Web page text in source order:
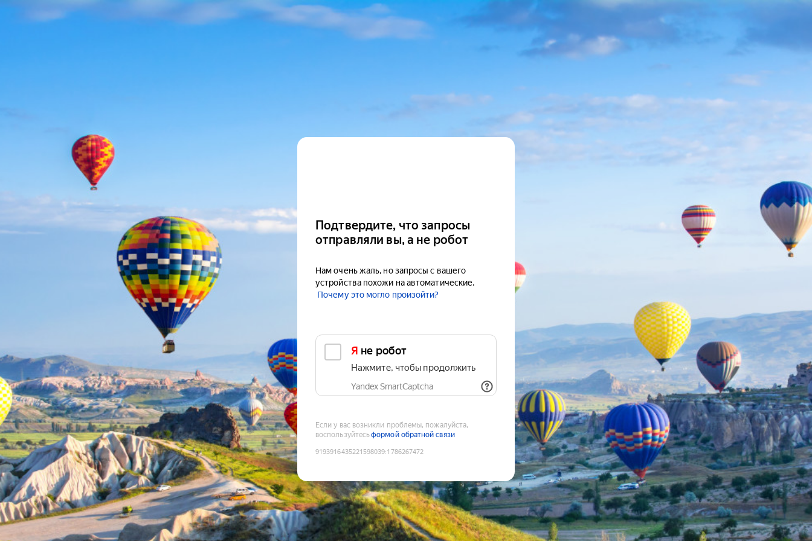
Подтвердите, что запросы
отправляли вы, а не робот
Нам очень жаль, но запросы с вашего
устройства похожи на автоматические.
Почему это могло произойти?
Я не робот
Нажмите, чтобы продолжить
Yandex SmartCaptcha
Если у вас возникли проблемы, пожалуйста,
воспользуйтесьформой обратной связи
9193916435221598039:1786267472